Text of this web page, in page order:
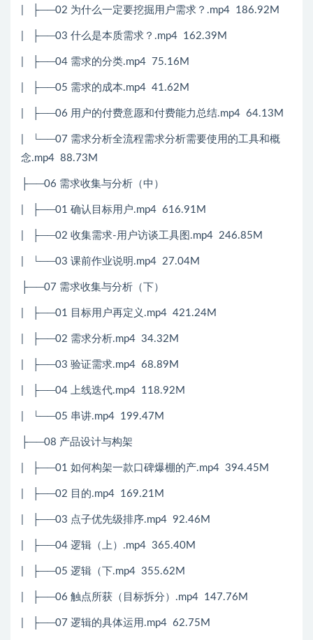
| ├──02 为什么一定要挖掘用户需求？.mp4 186.92M
| ├──03 什么是本质需求？.mp4 162.39M
| ├──04 需求的分类.mp4 75.16M
| ├──05 需求的成本.mp4 41.62M
| ├──06 用户的付费意愿和付费能力总结.mp4 64.13M
| └──07 需求分析全流程需求分析需要使用的工具和概
念.mp4 88.73M
├──06 需求收集与分析（中）
| ├──01 确认目标用户.mp4 616.91M
| ├──02 收集需求-用户访谈工具图.mp4 246.85M
| └──03 课前作业说明.mp4 27.04M
├──07 需求收集与分析（下）
| ├──01 目标用户再定义.mp4 421.24M
| ├──02 需求分析.mp4 34.32M
| ├──03 验证需求.mp4 68.89M
| ├──04 上线迭代.mp4 118.92M
| └──05 串讲.mp4 199.47M
├──08 产品设计与构架
| ├──01 如何构架一款口碑爆棚的产.mp4 394.45M
| ├──02 目的.mp4 169.21M
| ├──03 点子优先级排序.mp4 92.46M
| ├──04 逻辑（上）.mp4 365.40M
| ├──05 逻辑（下.mp4 355.62M
| ├──06 触点所获（目标拆分）.mp4 147.76M
| ├──07 逻辑的具体运用.mp4 62.75M